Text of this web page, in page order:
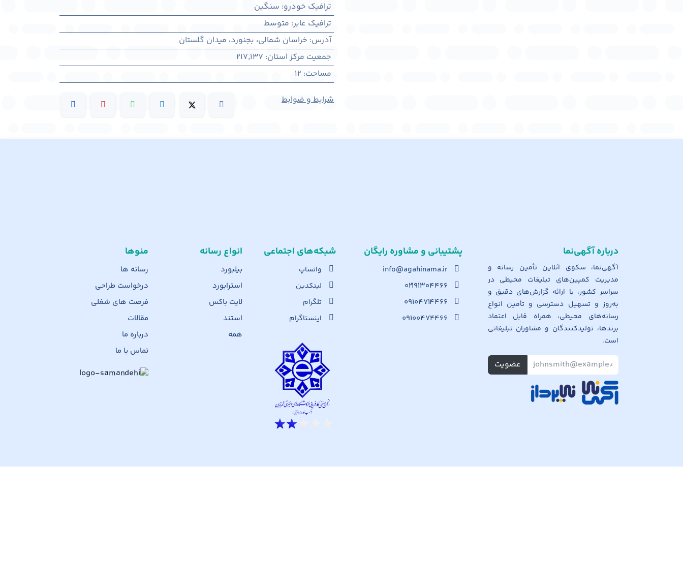
ترافیک خودرو: سنگین
ترافیک عابر: متوسط
آدرس: خراسان شمالی، بجنورد، میدان گلستان
جمعیت مرکز استان:
217,137
مساحت:
12
شرایط و ضوابط
منوها
رسانه ها
درخواست طراحی
فرصت های شغلی
مقالات
درباره ما
تماس با ما
انواع رسانه
بیلبورد
استرابورد
لایت باکس
استند
همه
شبکه‌های اجت​ماعی
واتساپ
لینکدین
تلگرام
اینستاگرام
پشتیبانی و مشاوره رایگان
info@agahinama.ir
۰۲۱۹۱۳۰۴۴۶۶
۰۹۱۰۴۷۱۴۴۶۶
۰۹۱۰۰۴۷۴۴۶۶
درباره آگهی‌نما
آگهی‌نما، سکوی آنلاین تأمین رسانه و
مدیریت کمپین‌های تبلیغات محیطی در
سراسر کشور، با ارائه گزارش‌های دقیق و
به‌روز و تسهیل دسترسی و تأمین انواع
رسانه‌های محیطی، همراه قابل اعتماد
برندها، تولیدکنندگان و مشاوران تبلیغاتی
است.
عضویت